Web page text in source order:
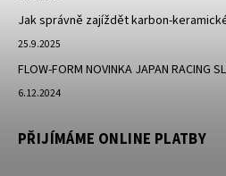
Jak správně zajíždět karbon-
25.9.2025
FLOW-FORM NOVINKA JAPAN RACING
6.12.2024
PŘIJÍMÁME ONLINE PLATBY